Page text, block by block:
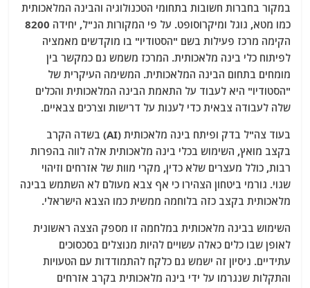
במקור בחברות חשובות בתחומי הטכנולוגיה והבינה המלאכותית
כמו מטא, גוגל ומיקרוסופט. על פי המקורות הנ"ל, יחידה 8200
הקימה מרכז פעילות בשם "הסטודיו" בו מוקדשים מאמציה
לפיתוח כלי בינה מלאכותית. המרכז משמש גם כמקשר בין
מומחים בתחום הבינה המלאכותית. המשימה העיקרית של
"הסטודיו" היא לעבוד על התאמת הבינה המלאכותית והכלים
שלה לעבודה צבאית כדי לענות על דרישות וצרכים צבאיים.
בעוד צה"ל בדק ופיתח בינה מלאכותית (AI) בשדה הקרב
בקצב מואץ, השימוש בכלי בינה מלאכותית אלה לווה בהפרות
רבות, כולל מעצרים שלא כדין, מקרי מוות של אזרחים וזיהוי
שגוי. גורמי ביטחון הצהירו כי אף צבא מעולם לא השתמש בבינה
מלאכותית בקצב כזה בלוחמה ממשית כמו הצבא הישראלי.
השימוש בבינה מלאכותית במלחמה זו מספק הצצה ראשונית
לאופן שבו כלים כאלה עשויים להיות מנוצלים בסכסוכים
עתידיים. ניסיון זה ישמש גם כלקח להתמודדות עם הטעויות
והתקלות שנגרמו על ידי בינה מלאכותית בקרב אזרחים